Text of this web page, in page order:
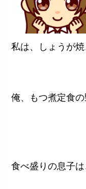
私は、しょうが
俺、もつ煮定食の
食べ盛りの息子は